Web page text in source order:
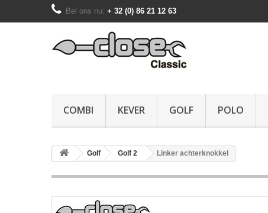
Bel ons nu: + 32 (0) 86 21 12 63
COMBI KEVER GOLF POLO
Golf Golf 2 Linker achterknokkel